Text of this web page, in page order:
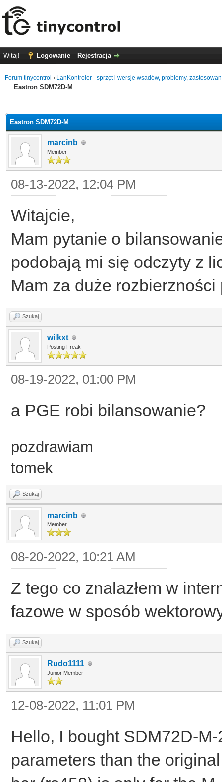
Witaj! Logowanie Rejestracja
Forum tinycontrol › LanKontroler - sprzęt i wersje wsadów, problemy,
Eastron SDM72D-M
Eastron SDM72D-M
marcinb
Member
08-13-2022, 12:04 PM
Witajcie,
Mam pytanie o
podobają mi się odczyty z
Mam za duże
Szukaj
wilkxt
Posting Freak
08-19-2022, 01:00 PM
a PGE robi bilansowanie?
pozdrawiam
tomek
Szukaj
marcinb
Member
08-20-2022, 10:21 AM
Z tego co znalazłem w
fazowe w sposób
Szukaj
Rudo1111
Junior Member
12-08-2022, 11:01 PM
Hello, I bought SDM72D-
parameters than the